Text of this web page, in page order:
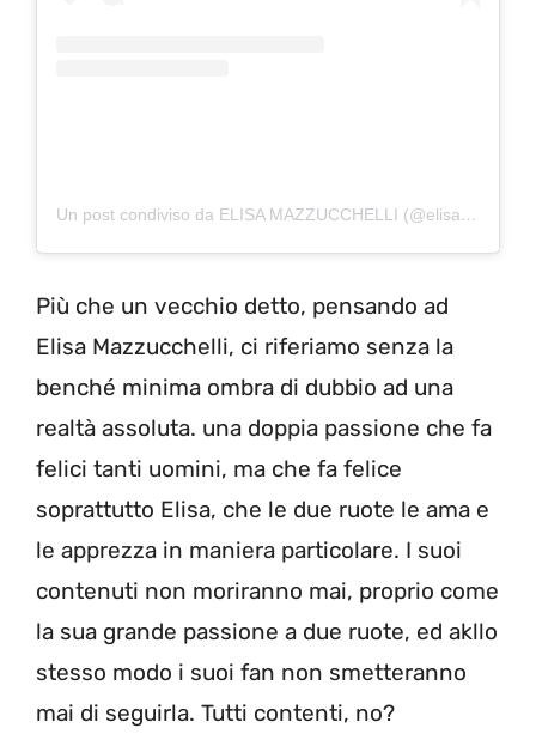
Un post condiviso da ELISA MAZZUCCHELLI (@elisa_mazzucchelli)
Più che un vecchio detto, pensando ad
Elisa Mazzucchelli, ci riferiamo senza la
benché minima ombra di dubbio ad una
realtà assoluta. una doppia passione che fa
felici tanti uomini, ma che fa felice
soprattutto Elisa, che le due ruote le ama e
le apprezza in maniera particolare. I suoi
contenuti non moriranno mai, proprio come
la sua grande passione a due ruote, ed akllo
stesso modo i suoi fan non smetteranno
mai di seguirla. Tutti contenti, no?